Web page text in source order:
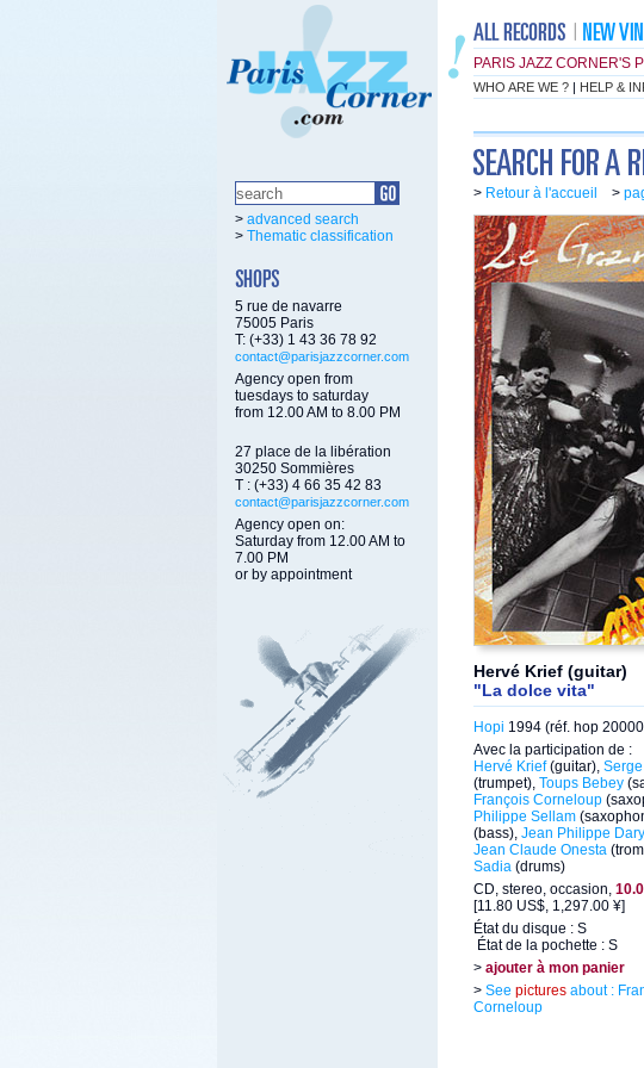
PARIS JAZZ CORNER'S
WHO ARE WE ? | HELP &
> advanced search
> Thematic classification
5 rue de navarre
75005 Paris
T: (+33) 1 43 36 78 92
contact@parisjazzcorner.com
Agency open from
tuesdays to saturday
from 12.00 AM to 8.00 PM
27 place de la libération
30250 Sommières
T : (+33) 4 66 35 42 83
contact@parisjazzcorner.com
Agency open on:
Saturday from 12.00 AM to
7.00 PM
or by appointment
> Retour à l'accueil >
Hervé Krief (guitar)
"La dolce vita"
Hopi 1994 (réf. hop
Avec la participation de :
Hervé Krief(guitar),
(trumpet), Toups Bebey
François Corneloup
Philippe Sellam
(bass), Jean Philippe Dary
Jean Claude Onesta
Sadia (drums)
CD, stereo, occasion,
[11.80 US$, 1,297.00 ¥]
État du disque : S
État de la pochette : S
> ajouter à mon panier
> See pictures about :
Corneloup